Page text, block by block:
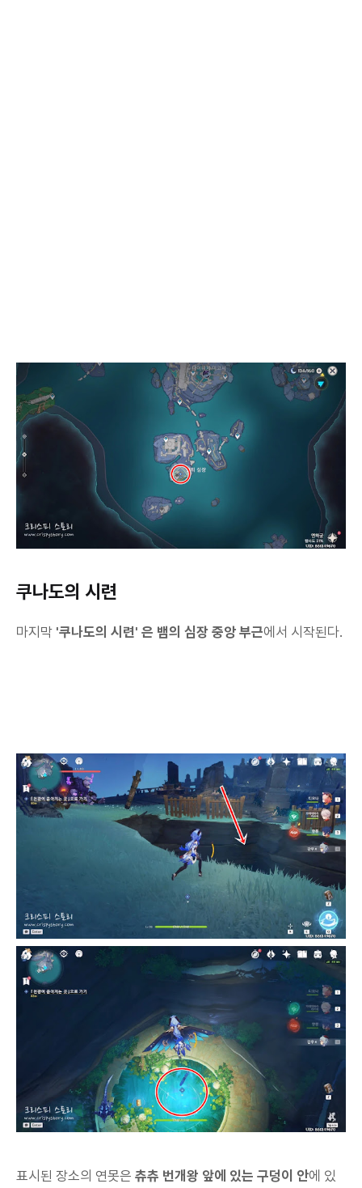
쿠나도의 시련
마지막 '쿠나도의 시련' 은 뱀의 심장 중앙 부근에서 시작된다.
표시된 장소의 연못은 츄츄 번개왕 앞에 있는 구덩이 안에 있